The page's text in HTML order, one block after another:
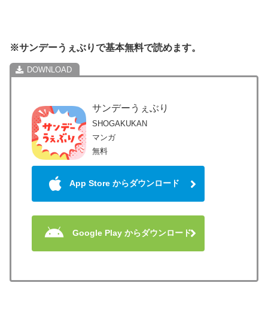
※サンデーうぇぶりで基本無料で読めます。
サンデーうぇぶり
SHOGAKUKAN
マンガ
無料
App Store からダウンロード
Google Play からダウンロード